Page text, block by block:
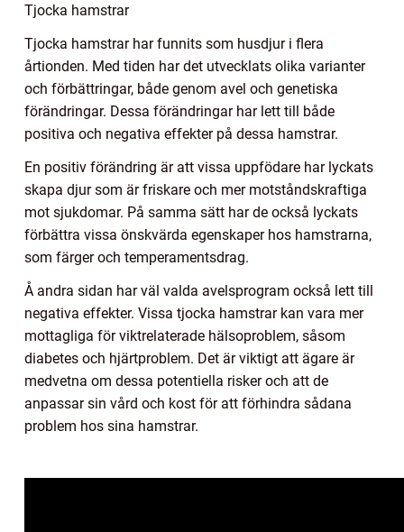
Tjocka hamstrar
Tjocka hamstrar har funnits som husdjur i flera
årtionden. Med tiden har det utvecklats olika varianter
och förbättringar, både genom avel och genetiska
förändringar. Dessa förändringar har lett till både
positiva och negativa effekter på dessa hamstrar.
En positiv förändring är att vissa uppfödare har lyckats
skapa djur som är friskare och mer motståndskraftiga
mot sjukdomar. På samma sätt har de också lyckats
förbättra vissa önskvärda egenskaper hos hamstrarna,
som färger och temperamentsdrag.
Å andra sidan har väl valda avelsprogram också lett till
negativa effekter. Vissa tjocka hamstrar kan vara mer
mottagliga för viktrelaterade hälsoproblem, såsom
diabetes och hjärtproblem. Det är viktigt att ägare är
medvetna om dessa potentiella risker och att de
anpassar sin vård och kost för att förhindra sådana
problem hos sina hamstrar.